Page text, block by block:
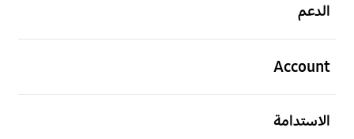
الدعم
Account
الاستدامة